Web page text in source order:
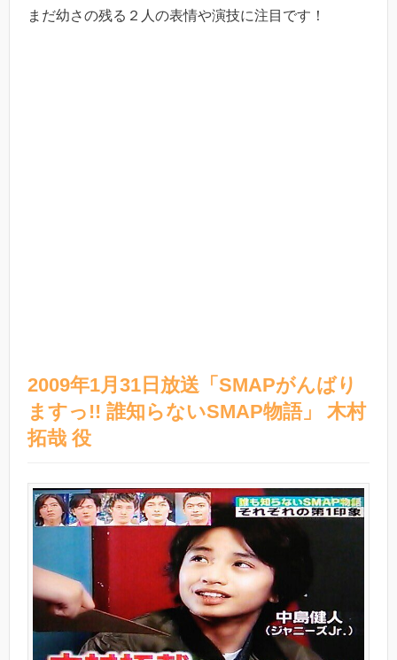
まだ幼さの残る２人の表情や演技に注目です！
2009年1月31日放送「SMAPがんばり
ますっ!! 誰知らないSMAP物語」 木村
拓哉 役